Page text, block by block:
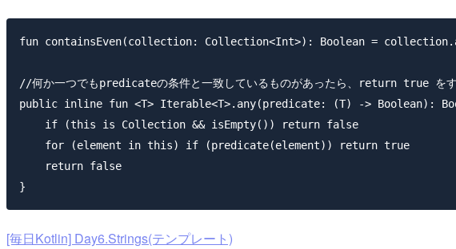
fun containsEven(collection: Collection<Int>): Boolean =
//何か一つでもpredicateの条件と一致しているものがあったら、return true を
public inline fun <T> Iterable<T>.any(predicate: (T) -> Boolean):
    if (this is Collection && isEmpty()) return false
    for (element in this) if (predicate(element)) return true
    return false
[毎日Kotlin] Day6.Strings(テンプレート)